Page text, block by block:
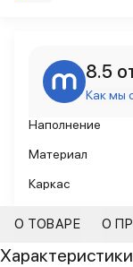
8.5
Как мы
Наполнение
Материал
Каркас
О ТОВАРЕ О
Характеристики